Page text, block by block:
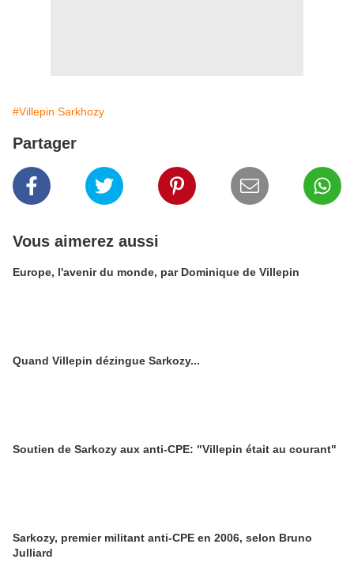
#Villepin Sarkhozy
Partager
Vous aimerez aussi
Europe, l'avenir du monde, par Dominique de Villepin
Quand Villepin dézingue Sarkozy...
Soutien de Sarkozy aux anti-CPE: "Villepin était au courant"
Sarkozy, premier militant anti-CPE en 2006, selon Bruno
Julliard